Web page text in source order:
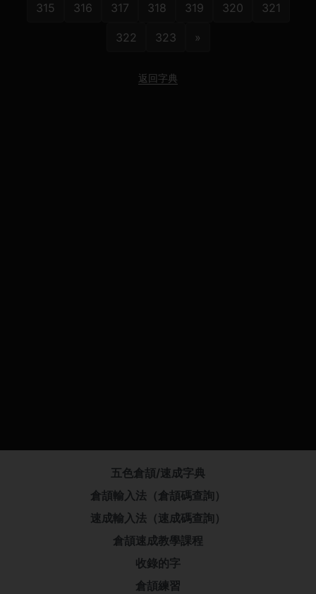
315 316 317 318 319 320 321
322 323 »
返回字典
五色倉頡/速成字典
倉頡輸入法（倉頡碼查詢）
速成輸入法（速成碼查詢）
倉頡速成教學課程
收錄的字
倉頡練習